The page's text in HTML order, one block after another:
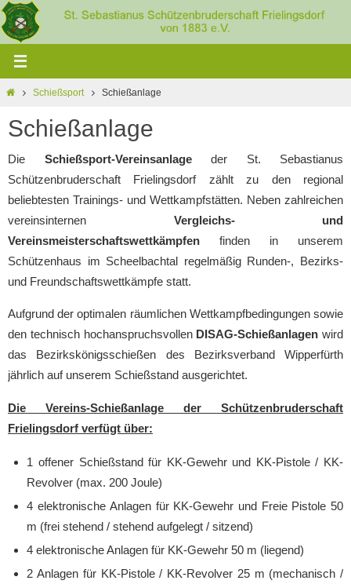
Zum
Inhalt
HomeSchießsport Schießanlage
Schießanlage
Die Schießsport-Vereinsanlageder St. Sebastianus
Schützenbruderschaft Frielingsdorf zählt zu den regional
beliebtesten Trainings- und Wettkampfstätten. Neben zahlreichen
vereinsinternen Vergleichs- und
Vereinsmeisterschaftswettkämpfen finden in unserem
Schützenhaus im Scheelbachtal regelmäßig Runden-, Bezirks-
und Freundschaftswettkämpfe statt.
Aufgrund der optimalen räumlichen Wettkampfbedingungen sowie
den technisch hochanspruchsvollen DISAG-Schießanlagen wird
das Bezirkskönigsschießen des Bezirksverband Wipperfürth
jährlich auf unserem Schießstand ausgerichtet.
Die Vereins-Schießanlage der Schützenbruderschaft
Frielingsdorf verfügt über:
1 offener Schießstand für KK-Gewehr und KK-Pistole / KK-
Revolver (max. 200 Joule)
4 elektronische Anlagen für KK-Gewehr und Freie Pistole 50
m (frei stehend / stehend aufgelegt / sitzend)
4 elektronische Anlagen für KK-Gewehr 50 m (liegend)
2 Anlagen für KK-Pistole / KK-Revolver 25 m (mechanisch /